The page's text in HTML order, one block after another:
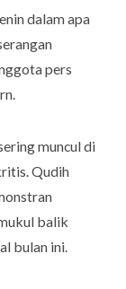
dalam apa
pers
muncul di
Qudih
balik
bulan ini.